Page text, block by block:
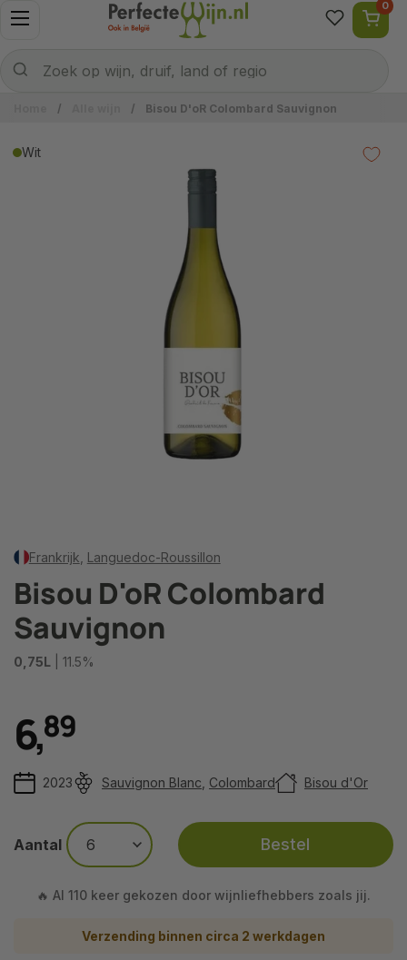
Ga naar content
Menu openen
Zoek op wijn, druif, land of regio
0
/ / Bisou D'oR Colombard Sauvignon
Wit
Frankrijk Languedoc-Roussillon
Bisou D'oR Colombard
Sauvignon
0,75L | 11.5%
6,89
2023 Sauvignon Blanc Colombard Bisou d'Or
Aantal Bestel
🔥 Al 110 keer gekozen door wijnliefhebbers zoals jij.
Verzending binnen circa 2 werkdagen